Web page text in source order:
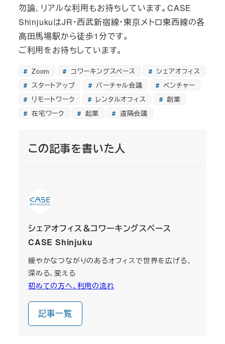
勿論、リアルな利用もお待ちしています。CASE
ShinjukuはJR・西武新宿線・東京メトロ東西線の各
高田馬場駅から徒歩1分です。
ご利用をお待ちしています。
Zoom コワーキングスペース
シェアオフィス
スタートアップ
バーチャル会議
ベンチャー
リモートワーク
レンタルオフィス
創業
在宅ワーク
起業 遠隔会議
この記事を書いた人
シェアオフィス＆コワーキングスペース
CASE Shinjuku
緩やかなつながりのあるオフィスで世界を広げる、
深める、変える
初めての方へ、利用の流れ
記事一覧